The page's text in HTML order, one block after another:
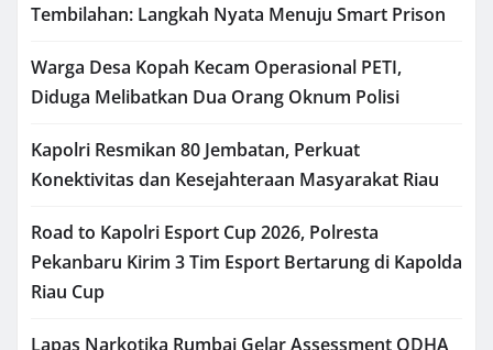
Tembilahan: Langkah Nyata Menuju Smart Prison
Warga Desa Kopah Kecam Operasional PETI,
Diduga Melibatkan Dua Orang Oknum Polisi
Kapolri Resmikan 80 Jembatan, Perkuat
Konektivitas dan Kesejahteraan Masyarakat Riau
Road to Kapolri Esport Cup 2026, Polresta
Pekanbaru Kirim 3 Tim Esport Bertarung di Kapolda
Riau Cup
Lapas Narkotika Rumbai Gelar Assessment ODHA